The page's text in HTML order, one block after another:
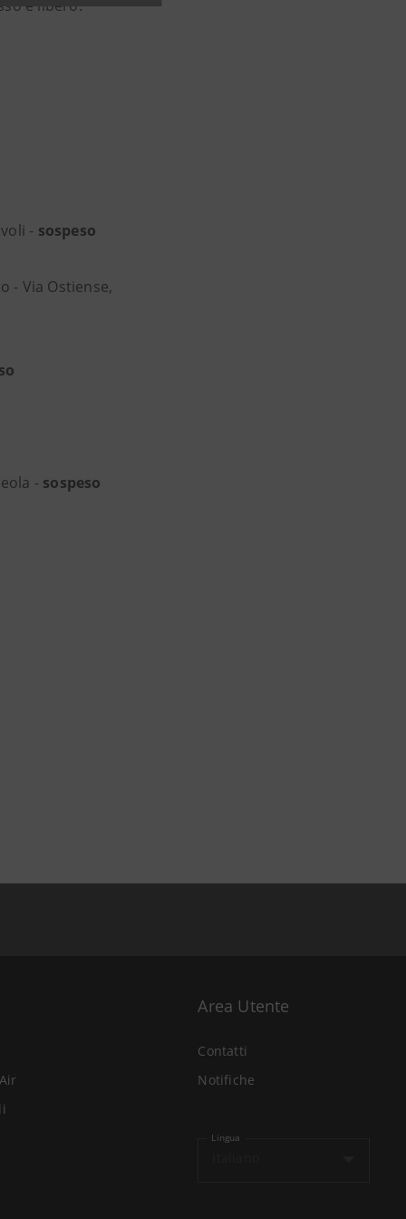
è libero.
- sospeso
- Via Ostiense,
- sospeso
Area Utente
Contatti
Notifiche
Lingua